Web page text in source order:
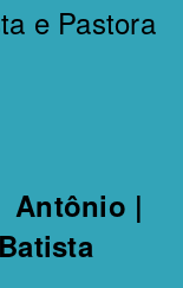
e Pastora
Antônio |